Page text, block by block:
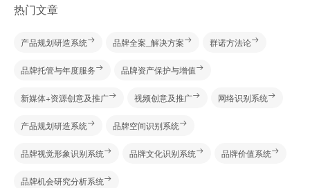
热门文章
产品规划研造系统 品牌全案_解决方案 群诺方法论
品牌托管与年度服务 品牌资产保护与增值
新媒体+资源创意及推广 视频创意及推广 网络识别系统
产品规划研造系统 品牌空间识别系统
品牌视觉形象识别系统 品牌文化识别系统 品牌价值系统
品牌机会研究分析系统